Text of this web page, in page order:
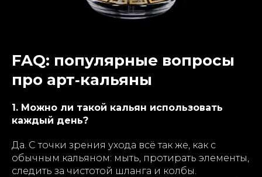
FAQ: популярные вопросы
про арт‑кальяны
1. Можно ли такой кальян использовать
каждый день?
Да. С точки зрения ухода всё так же, как с
обычным кальяном: мыть, протирать элементы,
следить за чистотой шланга и колбы.